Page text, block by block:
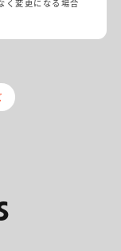
く変更になる場合